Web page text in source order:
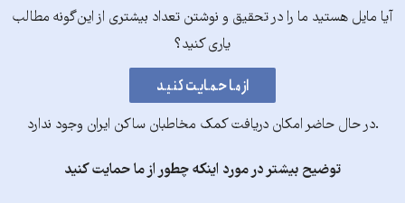
آیا مایل هستید ما را در تحقیق و نوشتن تعداد بیشتری از این‌گونه مطالب
یاری کنید؟
.در حال حاضر امکان دریافت کمک مخاطبان ساکن ایران وجود ندارد
توضیح بیشتر در مورد اینکه چطور از ما حمایت کنید